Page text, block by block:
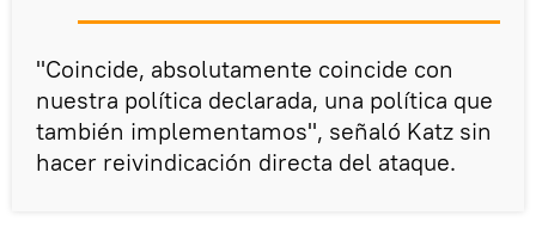
"Coincide, absolutamente coincide con
nuestra política declarada, una política que
también implementamos", señaló Katz sin
hacer reivindicación directa del ataque.